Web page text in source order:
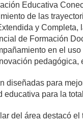
Educativa
de las
y
de Formación
en el
pedagógica,
diseñadas para
educativa para la
del área destacó